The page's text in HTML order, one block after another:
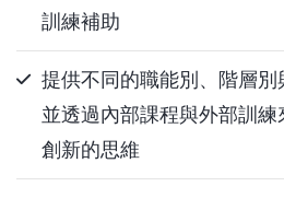
訓練補助
提供不同的職能別、階層別
並透過內部課程與外部訓
創新的思維